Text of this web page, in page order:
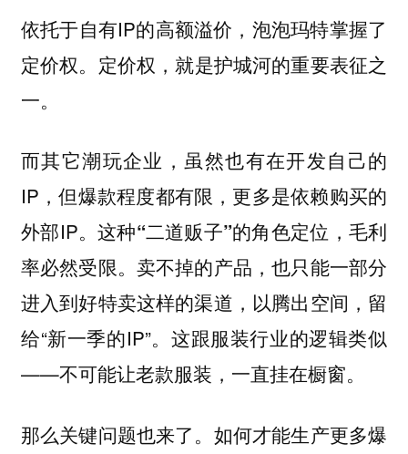
依托于自有IP的高额溢价，泡泡玛特掌握了
定价权。 定价权，就是护城河的重要表征之
一。
而其它潮玩企业，虽然也有在开发自己的
IP，但爆款程度都有限，更多是依赖购买的
外部IP。这种“二道贩子”的角色定位，毛利
率必然受限。卖不掉的产品，也只能一部分
进入到好特卖这样的渠道，以腾出空间，留
给“新一季的IP”。这跟服装行业的逻辑类似
——不可能让老款服装，一直挂在橱窗。
那么关键问题也来了。如何才能生产更多爆